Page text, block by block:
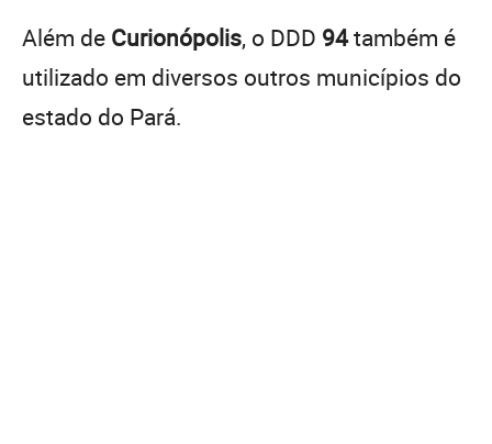
Além de Curionópolis, o DDD 94também é
utilizado em diversos outros municípios do
estado do Pará.